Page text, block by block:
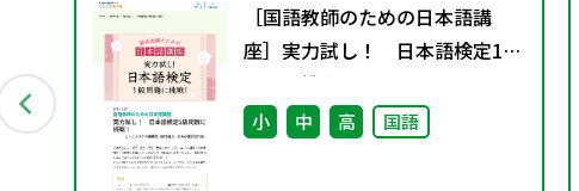
［国語教師のための日本語講
座］実力試し！ 日本語検定1級
問題に挑戦！
小 中 高 国語